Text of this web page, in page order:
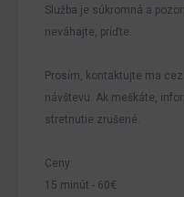
Služba je súkromná a
neváhajte, príďte.
Prosím, kontaktujte ma
návštevu. Ak meškáte,
stretnutie zrušené.
Ceny:
15 minút - 60€